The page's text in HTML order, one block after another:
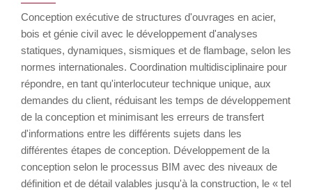
Conception exécutive de structures d'ouvrages en acier,
bois et génie civil avec le développement d'analyses
statiques, dynamiques, sismiques et de flambage, selon les
normes internationales. Coordination multidisciplinaire pour
répondre, en tant qu'interlocuteur technique unique, aux
demandes du client, réduisant les temps de développement
de la conception et minimisant les erreurs de transfert
d'informations entre les différents sujets dans les
différentes étapes de conception. Développement de la
conception selon le processus BIM avec des niveaux de
définition et de détail valables jusqu'à la construction, le « tel